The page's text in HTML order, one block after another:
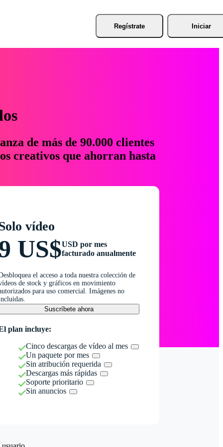
Regístrate Iniciar
de más de 90.000 clientes
creativos que ahorran hasta
vídeo
US$USD por mes
facturado anualmente
el acceso a toda nuestra colección de
de stock y gráficos en movimiento
para uso comercial. Imágenes no
Suscríbete ahora
plan incluye:
Cinco descargas de vídeo al mes
Un paquete por mes
Sin atribución requerida
Descargas más rápidas
Soporte prioritario
Sin anuncios